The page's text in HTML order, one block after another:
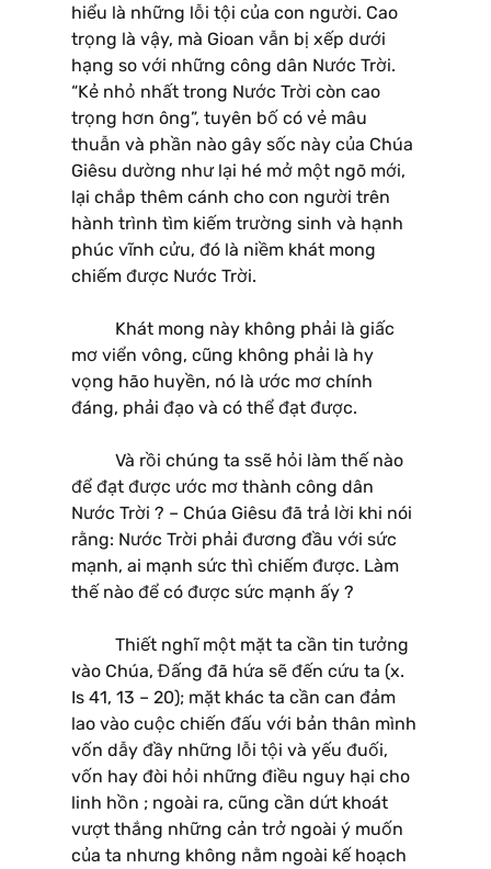
hiểu là những lỗi tội của con người. Cao
trọng là vậy, mà Gioan vẫn bị xếp dưới
hạng so với những công dân Nước Trời.
“Kẻ nhỏ nhất trong Nước Trời còn cao
trọng hơn ông”, tuyên bố có vẻ mâu
thuẫn và phần nào gây sốc này của Chúa
Giêsu dường như lại hé mở một ngõ mới,
lại chắp thêm cánh cho con người trên
hành trình tìm kiếm trường sinh và hạnh
phúc vĩnh cửu, đó là niềm khát mong
chiếm được Nước Trời.
Khát mong này không phải là giấc
mơ viển vông, cũng không phải là hy
vọng hão huyền, nó là ước mơ chính
đáng, phải đạo và có thể đạt được.
Và rồi chúng ta ssẽ hỏi làm thế nào
để đạt được ước mơ thành công dân
Nước Trời ? – Chúa Giêsu đã trả lời khi nói
rằng: Nước Trời phải đương đầu với sức
mạnh, ai mạnh sức thì chiếm được. Làm
thế nào để có được sức mạnh ấy ?
Thiết nghĩ một mặt ta cần tin tưởng
vào Chúa, Đấng đã hứa sẽ đến cứu ta (x.
Is 41, 13 – 20); mặt khác ta cần can đảm
lao vào cuộc chiến đấu với bản thân mình
vốn dẫy đầy những lỗi tội và yếu đuối,
vốn hay đòi hỏi những điều nguy hại cho
linh hồn ; ngoài ra, cũng cần dứt khoát
vượt thắng những cản trở ngoài ý muốn
của ta nhưng không nằm ngoài kế hoạch